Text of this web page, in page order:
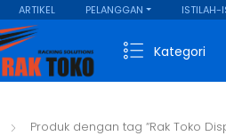
ARTIKEL PELANGGAN ISTILAH-
Kategori
Produk dengan tag “Rak Toko